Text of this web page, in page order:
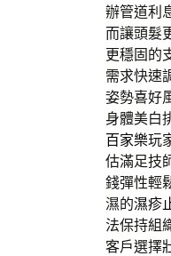
辦管道利
而讓頭髮
更穩固的
需求快速
姿勢喜好
身體美白
百家樂玩
估滿足技
錢彈性輕
濕的濕疹
法保持組
客戶選擇